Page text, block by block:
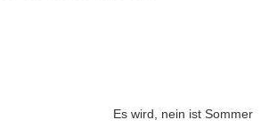
Es wird, nein ist Sommer